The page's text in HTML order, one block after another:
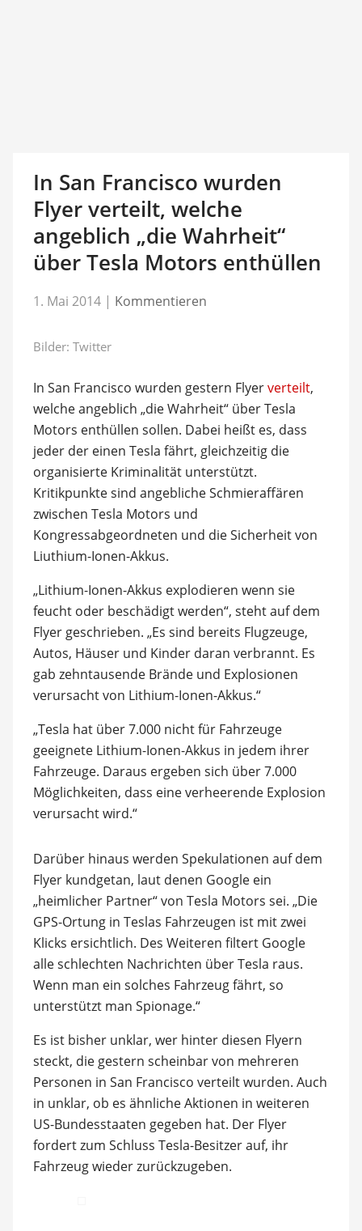
In San Francisco wurden
Flyer verteilt, welche
angeblich „die Wahrheit“
über Tesla Motors enthüllen
1. Mai 2014 | Kommentieren
Bilder: Twitter
In San Francisco wurden gestern Flyerverteilt,
welche angeblich „die Wahrheit“ über Tesla
Motors enthüllen sollen. Dabei heißt es, dass
jeder der einen Tesla fährt, gleichzeitig die
organisierte Kriminalität unterstützt.
Kritikpunkte sind angebliche Schmieraffären
zwischen Tesla Motors und
Kongressabgeordneten und die Sicherheit von
Liuthium-Ionen-Akkus.
„Lithium-Ionen-Akkus explodieren wenn sie
feucht oder beschädigt werden“, steht auf dem
Flyer geschrieben. „Es sind bereits Flugzeuge,
Autos, Häuser und Kinder daran verbrannt. Es
gab zehntausende Brände und Explosionen
verursacht von Lithium-Ionen-Akkus.“
„Tesla hat über 7.000 nicht für Fahrzeuge
geeignete Lithium-Ionen-Akkus in jedem ihrer
Fahrzeuge. Daraus ergeben sich über 7.000
Möglichkeiten, dass eine verheerende Explosion
verursacht wird.“
Darüber hinaus werden Spekulationen auf dem
Flyer kundgetan, laut denen Google ein
„heimlicher Partner“ von Tesla Motors sei. „Die
GPS-Ortung in Teslas Fahrzeugen ist mit zwei
Klicks ersichtlich. Des Weiteren filtert Google
alle schlechten Nachrichten über Tesla raus.
Wenn man ein solches Fahrzeug fährt, so
unterstützt man Spionage.“
Es ist bisher unklar, wer hinter diesen Flyern
steckt, die gestern scheinbar von mehreren
Personen in San Francisco verteilt wurden. Auch
in unklar, ob es ähnliche Aktionen in weiteren
US-Bundesstaaten gegeben hat. Der Flyer
fordert zum Schluss Tesla-Besitzer auf, ihr
Fahrzeug wieder zurückzugeben.